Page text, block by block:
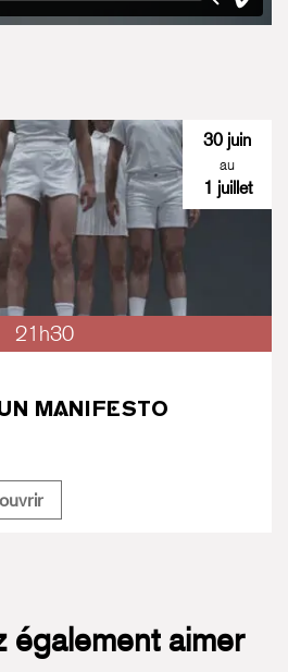
30 juin
au
1 juillet
21h30
MANIFESTO
un manifesto poetico
Esercizi per un manifesto
également aimer